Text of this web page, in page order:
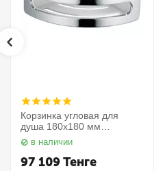
Корзинка угловая для
душа 180х180 мм
Elegance 11657010000
Keuco
в наличии
97 109Тенге